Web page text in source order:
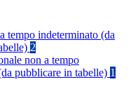
tempo indeterminato (da
2
non a tempo
pubblicare in tabelle) 1